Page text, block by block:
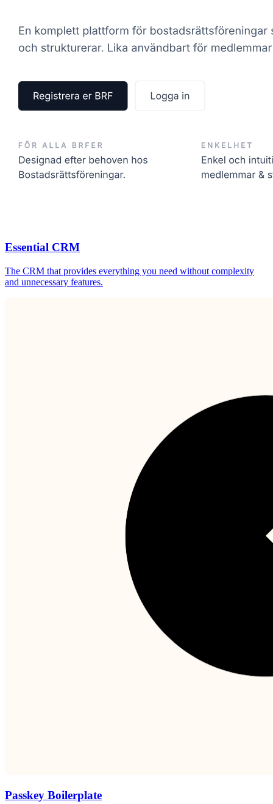
Essential CRM
The CRM that provides everything you need without complexity
and unnecessary features.
Passkey Boilerplate